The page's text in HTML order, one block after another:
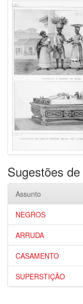
Sugestões
Assunto
NEGROS
ARRUDA
CASAMENTO
SUPERSTIÇÃO